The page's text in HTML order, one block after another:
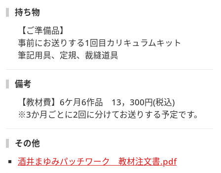
開催日より2週間は当日配信したZoom講習のアーカイブ視聴
をしていただくことができます。アーカイブ視聴方法につきま
しては、レッスン終了後にメールにてご案内させていただきま
日本国内在住の方のみご参加いただけます。
持ち物
【ご準備品】
事前にお送りする1回目カリキュラムキット
筆記用具、定規、裁縫道具
備考
【教材費】6ケ月6作品　13，300円(税込)
※3か月ごとに2回に分けてお送りする予定です。
その他
酒井まゆみパッチワーク 教材注文書.pdf